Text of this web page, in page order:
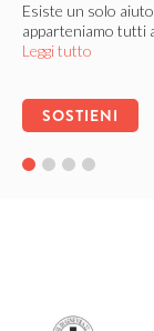
Esiste un solo
apparteniamo tutti
Leggi tutto
SOSTIENI